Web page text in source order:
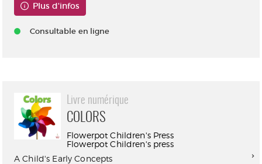
Plus d'infos
Consultable en ligne
Livre numérique
COLORS
Flowerpot Children's Press
Flowerpot Children's press
A Child's Early Concepts